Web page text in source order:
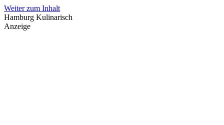
Weiter zum Inhalt
Hamburg Kulinarisch
Anzeige